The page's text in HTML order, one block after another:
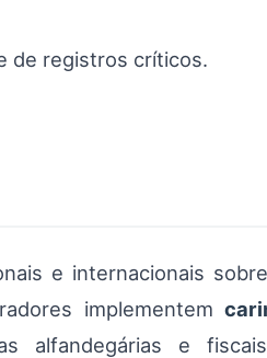
de registros críticos.
e internacionais
implementem
alfandegárias e